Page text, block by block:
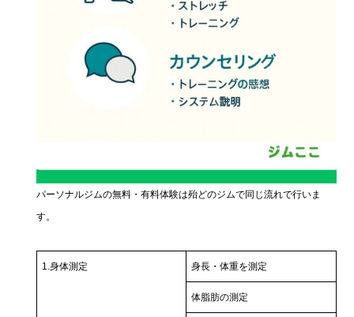
パーソナルジムの無料・有料体験は殆どのジムで同じ流れで行いま
す。
1.身体測定 身長・体重を測定
体脂肪の測定